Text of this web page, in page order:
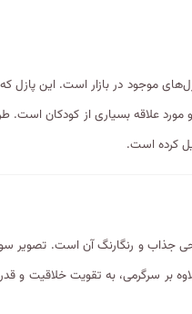
و محبوب‌ترین پازل‌های موجود در بازار است. این پازل
علاقه بسیاری از کودکان است.
جذاب و رنگارنگ آن است. تصویر
بر سرگرمی، به تقویت خلاقیت و